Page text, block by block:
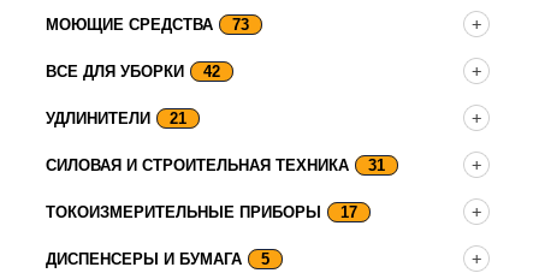
МОЮЩИЕ СРЕДСТВА 73
ВСЕ ДЛЯ УБОРКИ 42
УДЛИНИТЕЛИ 21
СИЛОВАЯ И СТРОИТЕЛЬНАЯ ТЕХНИКА 31
ТОКОИЗМЕРИТЕЛЬНЫЕ ПРИБОРЫ 17
ДИСПЕНСЕРЫ И БУМАГА 5